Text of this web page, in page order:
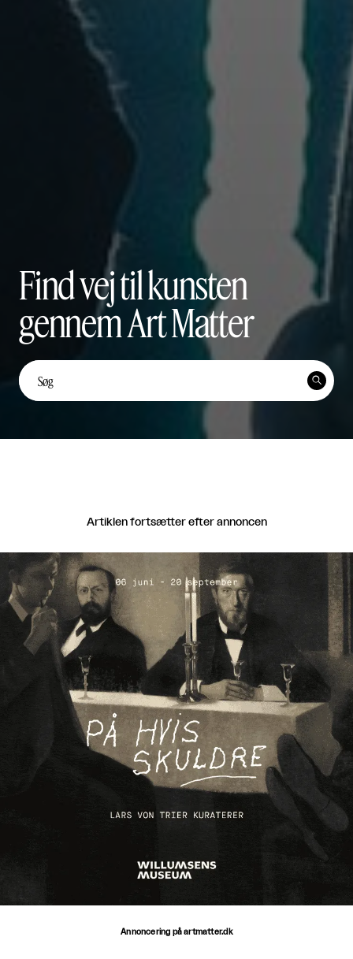
Find vej til kunsten
gennem Art Matter

Unge kunstnerstemmer: Yi
Ten Lai Fernández
Unge Kunstnerstemmer
Artiklen fortsætter efter annoncen
Annoncering på artmatter.dk